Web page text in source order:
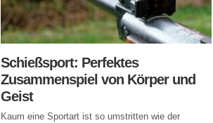
Schießsport: Perfektes
Zusammenspiel von Körper und
Geist
Kaum eine Sportart ist so umstritten wie der